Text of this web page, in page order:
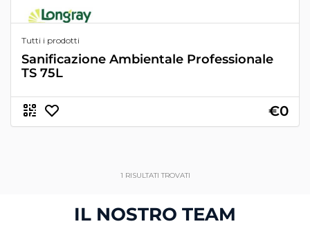
Tutti i prodotti
Sanificazione Ambientale Professionale
TS 75L
€0
1 RISULTATI TROVATI
IL NOSTRO TEAM